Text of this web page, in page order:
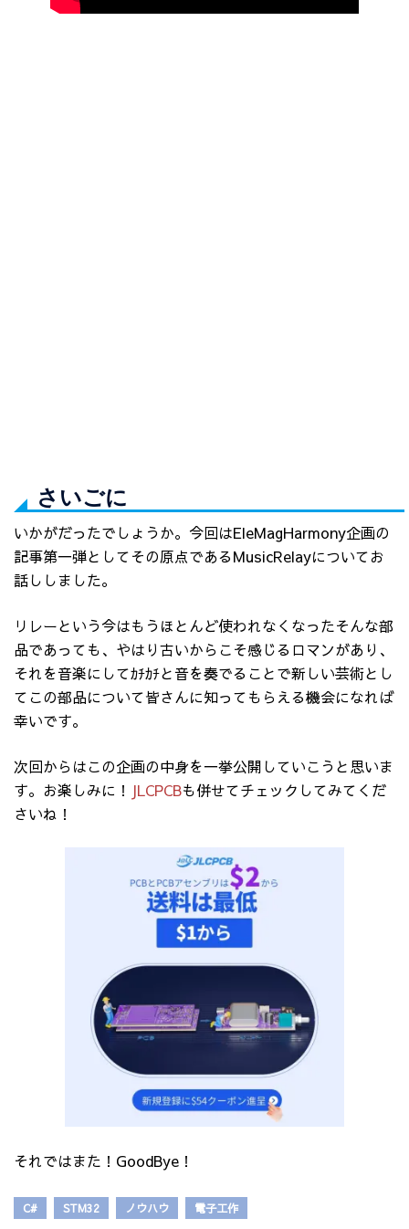
さいごに
いかがだったでしょうか。今回はEleMagHarmony企画の
記事第一弾としてその原点であるMusicRelayについてお
話ししました。
リレーという今はもうほとんど使われなくなったそんな部
品であっても、やはり古いからこそ感じるロマンがあり、
それを音楽にしてｶﾁｶﾁと音を奏でることで新しい芸術とし
てこの部品について皆さんに知ってもらえる機会になれば
幸いです。
次回からはこの企画の中身を一挙公開していこうと思いま
す。お楽しみに！ JLCPCBも併せてチェックしてみてくだ
さいね！
それではまた！GoodBye！
C# STM32 ノウハウ 電子工作